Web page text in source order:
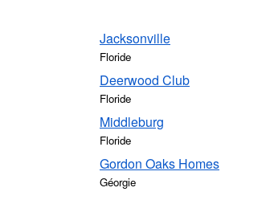
Jacksonville
Floride
Deerwood Club
Floride
Middleburg
Floride
Gordon Oaks Homes
Géorgie